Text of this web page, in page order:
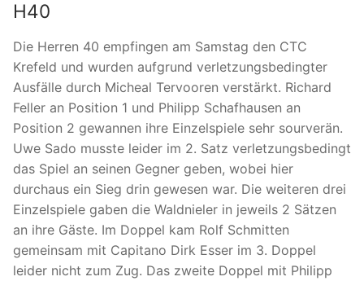
H40
Die Herren 40 empfingen am Samstag den CTC
Krefeld und wurden aufgrund verletzungsbedingter
Ausfälle durch Micheal Tervooren verstärkt. Richard
Feller an Position 1 und Philipp Schafhausen an
Position 2 gewannen ihre Einzelspiele sehr sourverän.
Uwe Sado musste leider im 2. Satz verletzungsbedingt
das Spiel an seinen Gegner geben, wobei hier
durchaus ein Sieg drin gewesen war. Die weiteren drei
Einzelspiele gaben die Waldnieler in jeweils 2 Sätzen
an ihre Gäste. Im Doppel kam Rolf Schmitten
gemeinsam mit Capitano Dirk Esser im 3. Doppel
leider nicht zum Zug. Das zweite Doppel mit Philipp